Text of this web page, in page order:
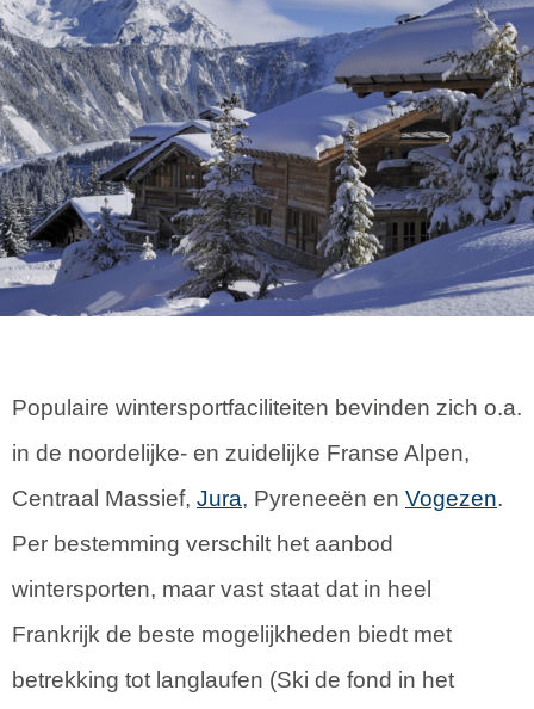
Populaire wintersportfaciliteiten bevinden zich o.a.
in de noordelijke- en zuidelijke Franse Alpen,
Centraal Massief, Jura, Pyreneeën en Vogezen.
Per bestemming verschilt het aanbod
wintersporten, maar vast staat dat in heel
Frankrijk de beste mogelijkheden biedt met
betrekking tot langlaufen (Ski de fond in het